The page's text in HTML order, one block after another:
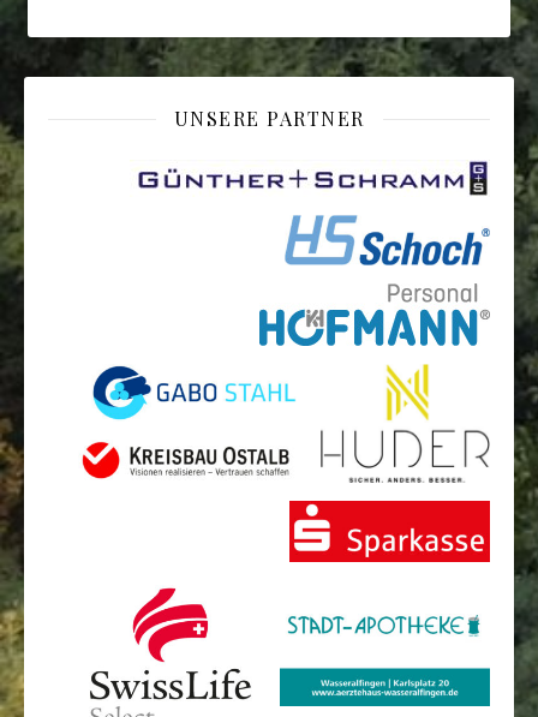
UNSERE PARTNER